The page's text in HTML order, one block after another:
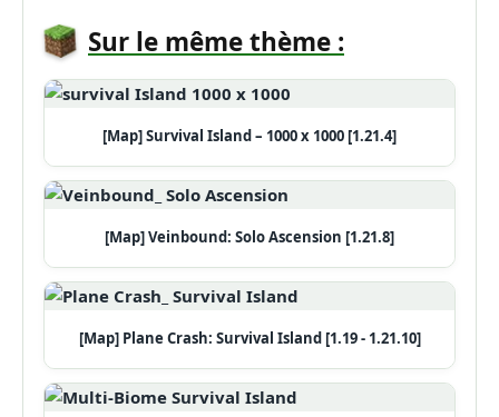
Sur le même thème :
[Map] Survival Island – 1000 x 1000 [1.21.4]
[Map] Veinbound: Solo Ascension [1.21.8]
[Map] Plane Crash: Survival Island [1.19 - 1.21.10]